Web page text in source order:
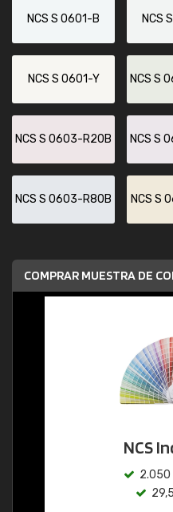
NCS S 0601-B NCS
NCS S 0601-Y NCS S
NCS S 0603-R20B NCS S
NCS S 0603-R80B NCS S
COMPRAR MUESTRA DE
NCS
2.050